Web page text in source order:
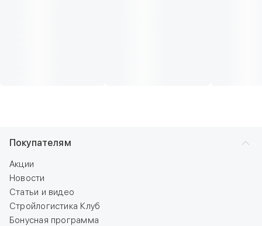
Покупателям
Акции
Новости
Статьи и видео
Стройлогистика Клуб
Бонусная программа